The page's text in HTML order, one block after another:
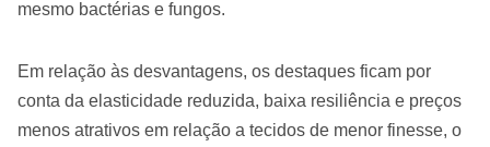
mesmo bactérias e fungos.
Em relação às desvantagens, os destaques ficam por
conta da elasticidade reduzida, baixa resiliência e preços
menos atrativos em relação a tecidos de menor finesse, o